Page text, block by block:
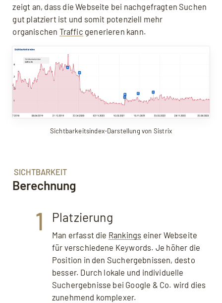
zeigt an, dass die Webseite bei nachgefragten Suchen
gut platziert ist und somit potenziell mehr
organischen Traffic generieren kann.
Sichtbarkeitsindex-Darstellung von Sistrix
SICHTBARKEIT
Berechnung
1 Platzierung
Man erfasst die Rankings einer Webseite
für verschiedene Keywords. Je höher die
Position in den Suchergebnissen, desto
besser. Durch lokale und individuelle
Suchergebnisse bei Google & Co. wird dies
zunehmend komplexer.
Mit dem Aufruf des Videos erklären Sie sich
einverstanden, dass Ihre Daten an YouTube
übermittelt werden und Sie die
Datenschutzerklärungakzeptieren.